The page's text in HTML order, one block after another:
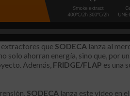
extractores que SODECA lanza al
solo ahorran energía, sino que, por
Además, FRIDGE/FLAP es una
SODECA lanza este vídeo en